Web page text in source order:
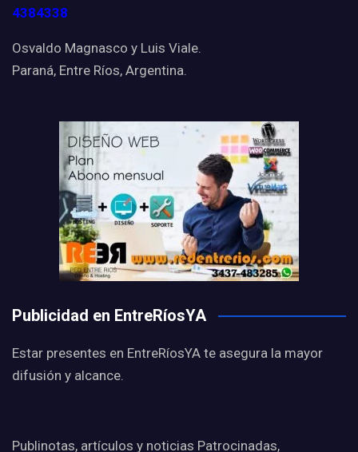
4384338
Osvaldo Magnasco y Luis Viale.
Paraná, Entre Ríos, Argentina.
Publicidad en EntreRíosYA
Estar presentes en EntreRíosYA te asegura la mayor
difusión y alcance.
Publinotas, artículos y noticias Patrocinadas,